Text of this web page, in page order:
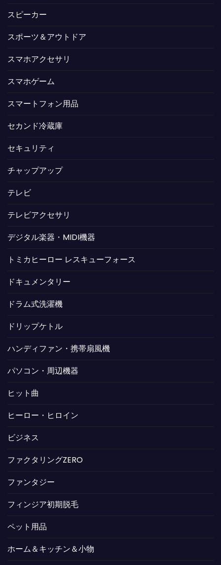
スピーカー
スポーツ＆アウトドア
スマホアクセサリ
スマホゲーム
スマートフォン用品
セカンド冷蔵庫
セキュリティ
チャップアップ
テレビ
テレビアクセサリ
デジタル楽器・MIDI機器
トミカヒーロー レスキューフォース
ドキュメンタリー
ドラム式洗濯機
ドリップケトル
ハンディファン・携帯扇風機
パソコン・周辺機器
ヒット曲
ヒーロー・ヒロイン
ビジネス
ファクタリングZERO
ファンタジー
フィンジア初期脱毛
ペット用品
ホーム＆キッチン＆小物